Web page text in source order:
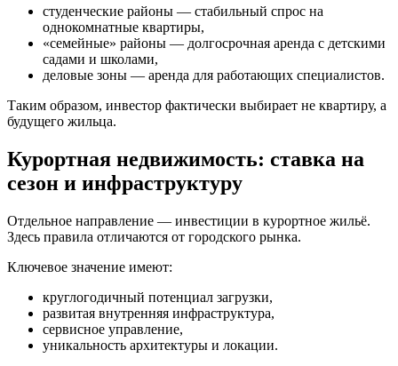
студенческие районы — стабильный спрос на
однокомнатные квартиры,
«семейные» районы — долгосрочная аренда с детскими
садами и школами,
деловые зоны — аренда для работающих специалистов.
Таким образом, инвестор фактически выбирает не квартиру, а
будущего жильца.
Курортная недвижимость: ставка на
сезон и инфраструктуру
Отдельное направление — инвестиции в курортное жильё.
Здесь правила отличаются от городского рынка.
Ключевое значение имеют:
круглогодичный потенциал загрузки,
развитая внутренняя инфраструктура,
сервисное управление,
уникальность архитектуры и локации.